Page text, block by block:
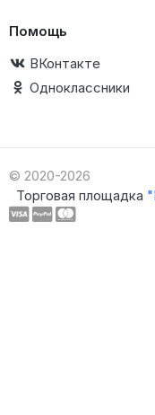
Помощь
ВКонтакте
Одноклассники
© 2020-2026
Торговая площадка